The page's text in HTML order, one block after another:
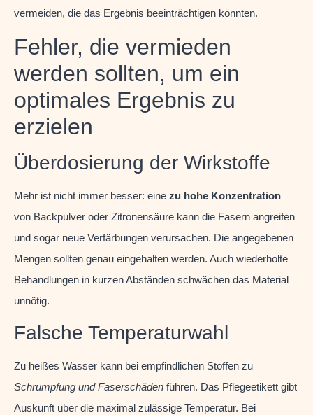
vermeiden, die das Ergebnis beeinträchtigen könnten.
Fehler, die vermieden
werden sollten, um ein
optimales Ergebnis zu
erzielen
Überdosierung der Wirkstoffe
Mehr ist nicht immer besser: eine zu hohe Konzentration
von Backpulver oder Zitronensäure kann die Fasern angreifen
und sogar neue Verfärbungen verursachen. Die angegebenen
Mengen sollten genau eingehalten werden. Auch wiederholte
Behandlungen in kurzen Abständen schwächen das Material
unnötig.
Falsche Temperaturwahl
Zu heißes Wasser kann bei empfindlichen Stoffen zu
Schrumpfung und Faserschäden führen. Das Pflegeetikett gibt
Auskunft über die maximal zulässige Temperatur. Bei